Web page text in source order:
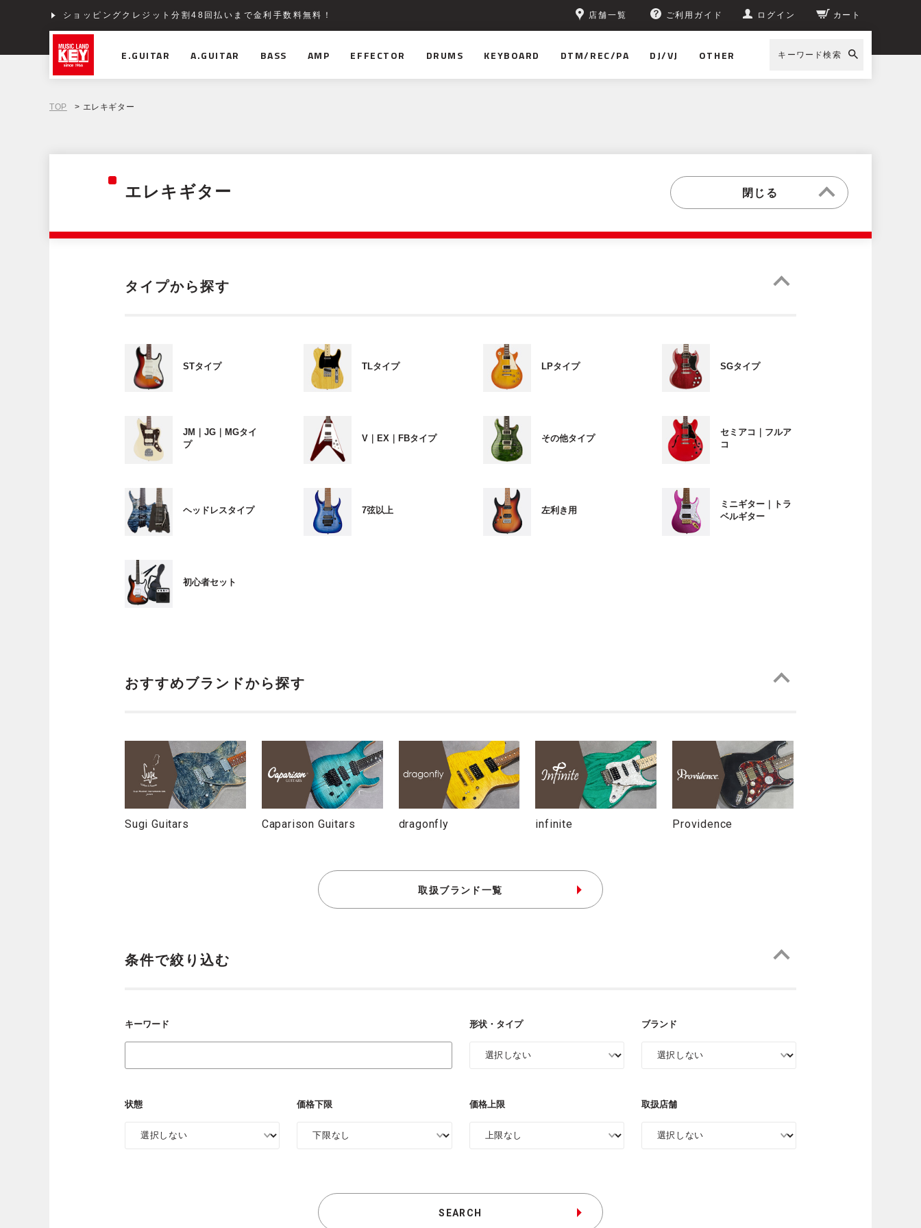
ショッピングクレジット分割48回払いまで金利手数料無料！ 店舗一覧 ご利用ガイド ログイン カート
E.GUITAR A.GUITAR BASS AMP EFFECTOR DRUMS KEYBOARD DTM/REC/PA DJ/VJ OTHER キーワード検索
TOP > エレキギター
エレキギター
タイプから探す
STタイプ TLタイプ LPタイプ SGタイプ
JM｜JG｜MGタイ
プ
V｜EX｜FBタイプ その他タイプ
セミアコ｜フルア
コ
ヘッドレスタイプ 7弦以上 左利き用
ミニギター｜トラ
ベルギター
初心者セット
おすすめブランドから探す
Sugi Guitars Caparison Guitars dragonfly infinite Providence
取扱ブランド一覧
条件で絞り込む
キーワード 形状・タイプ ブランド
状態 価格下限 価格上限 取扱店舗
SEARCH